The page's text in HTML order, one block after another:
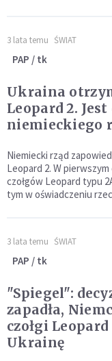
3 lata temu ŚWIAT
PAP / tk
Ukraina
Leopard 2.
niemieckiego
Niemiecki rząd
Leopard 2. W
czołgów Leopard typu
tym w oświadczeniu
3 lata temu ŚWIAT
PAP / tk
"Spiegel":
zapadła,
czołgi Leopard
Ukrainę